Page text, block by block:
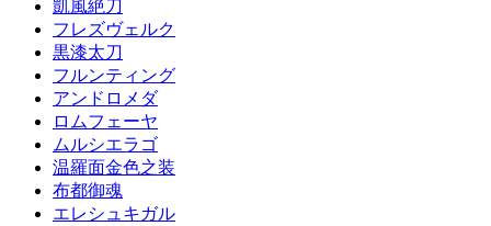
凱風絶刀
フレズヴェルク
黒漆太刀
フルンティング
アンドロメダ
ロムフェーヤ
ムルシエラゴ
温羅面金色之装
布都御魂
エレシュキガル